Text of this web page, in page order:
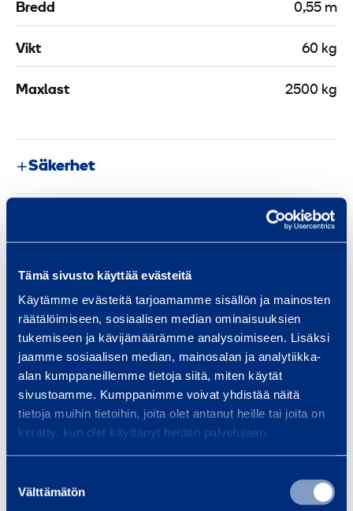
Tämä sivusto käyttää evästeitä
Käytämme evästeitä tarjoamamme sisällön ja mainosten
räätälöimiseen, sosiaalisen median ominaisuuksien
tukemiseen ja kävijämäärämme analysoimiseen. Lisäksi
jaamme sosiaalisen median, mainosalan ja analytiikka-
alan kumppaneillemme tietoja siitä, miten käytät
sivustoamme. Kumppanimme voivat yhdistää näitä
tietoja muihin tietoihin, joita olet antanut heille tai joita on
kerätty, kun olet käyttänyt heidän palvelujaan.
valinta
Välttämätön
Bredd 0,55 m
Vikt 60 kg
Maxlast 2500 kg
Säkerhet
Liknande produkter
P
l